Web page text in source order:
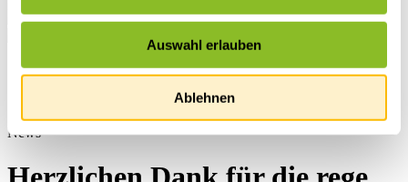
Auswahl erlauben
Ablehnen
Startseite
News